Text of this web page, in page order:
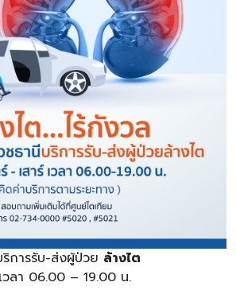
ริการรับ-ส่งผู้ป่วย ล้างไต
วลา 06.00 – 19.00 น.